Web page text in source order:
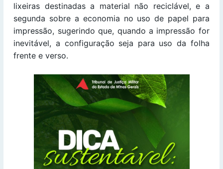
lixeiras destinadas a material não reciclável, e a
segunda sobre a economia no uso de papel para
impressão, sugerindo que, quando a impressão for
inevitável, a configuração seja para uso da folha
frente e verso.